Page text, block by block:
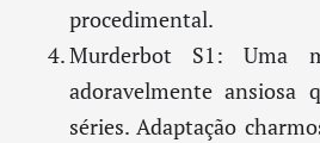
procedimental.
Murderbot S1: Uma
adoravelmente ansiosa
séries. Adaptação